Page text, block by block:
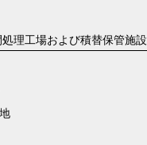
理工場および積替保管施設